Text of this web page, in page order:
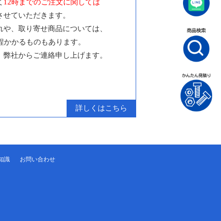
12時までのご注文に関しては
せていただきます。
や、取り寄せ商品については、
かかるものもあります。
弊社からご連絡申し上げます。
詳しくはこちら
識 お問い合わせ